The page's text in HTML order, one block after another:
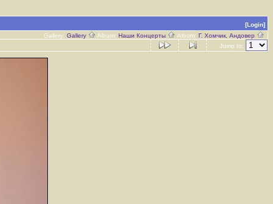
[Login]
Gallery: Gallery Album: Наши Концерты Album: Г. Хомчик, Андовер
Jump to: